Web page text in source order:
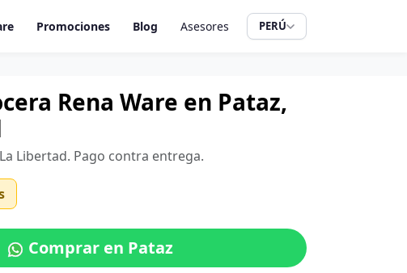
Promociones Blog Asesores PERÚ
Rena Ware en Pataz,
Libertad. Pago contra entrega.
Comprar en Pataz